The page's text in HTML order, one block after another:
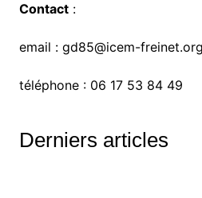
Contact:
email : gd85@icem-freinet.org
téléphone : 06 17 53 84 49
Derniers articles